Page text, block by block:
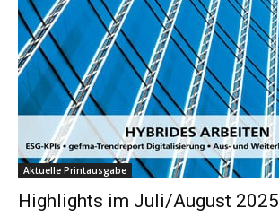
Aktuelle Printausgabe
Highlights im Juli/August 2025